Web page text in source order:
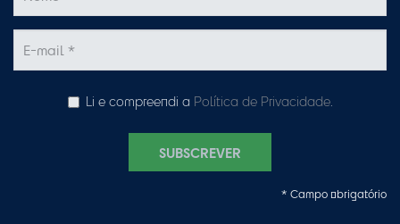
Li e compreendi a Política de Privacidade.
SUBSCREVER
* Campo obrigatório